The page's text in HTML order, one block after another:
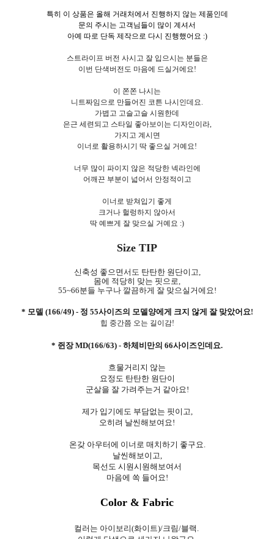
특히 이 상품은 올해 거래처에서 진행하지 않는 제품인데
문의 주시는 고객님들이 많이 계셔서
아예 따로 단독 제작으로 다시 진행했어요 :)
스트라이프 버전 사시고 잘 입으시는 분들은
이번 단색버전도 마음에 드실거에요!
이 쫀쫀 나시는
니트짜임으로 만들어진 코튼 나시인데요.
가볍고 고슬고슬 시원한데
은근 세련되고 스타일 좋아보이는 디자인이라,
가지고 계시면
이너로 활용하시기 딱 좋으실 거예요!
너무 많이 파이지 않은 적당한 넥라인에
어깨끈 부분이 넓어서 안정적이고
이너로 받쳐입기 좋게
크거나 헐렁하지 않아서
딱 예쁘게 잘 맞으실 거예요 :)
Size TIP
신축성 좋으면서도 탄탄한 원단이고,
몸에 적당히 맞는 핏으로,
55~66분들 누구나 깔끔하게 잘 맞으실거에요!
* 모델 (166/49) - 정 55사이즈의 모델양에게 크지 않게 잘 맞았어요!
힙 중간쯤 오는 길이감!
* 쥔장 MD(166/63) - 하체비만의 66사이즈인데요.
흐물거리지 않는
요정도 탄탄한 원단이
군살을 잘 가려주는거 같아요!
제가 입기에도 부담없는 핏이고,
오히려 날씬해보여요!
온갖 아우터에 이너로 매치하기 좋구요.
날씬해보이고,
목선도 시원시원해보여서
마음에 쏙 들어요!
Color & Fabric
컬러는 아이보리(화이트)/크림/블랙.